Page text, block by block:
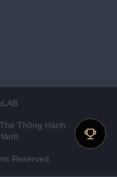
Thông Hành
Reserved.